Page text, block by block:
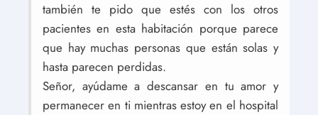
también te pido que estés con los otros
pacientes en esta habitación porque parece
que hay muchas personas que están solas y
hasta parecen perdidas.
Señor, ayúdame a descansar en tu amor y
permanecer en ti mientras estoy en el hospital